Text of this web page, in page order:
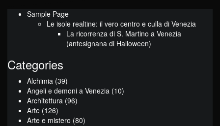
Sample Page
Le isole realtine: il vero centro e culla di Venezia
La ricorrenza di S. Martino a Venezia
(antesignana di Halloween)
Categories
Alchimia (39)
Angeli e demoni a Venezia (10)
Architettura (96)
Arte (126)
Arte e mistero (80)